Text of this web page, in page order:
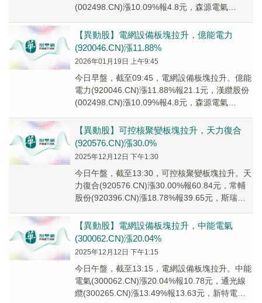
(002498.CN)漲10.09%報4.8元，森源電氣
【異動股】電網設備板塊拉升，億能電力
(920046.CN)漲11.88%
2026年01月19日 上午9:45
今日早盤，截至09:45，電網設備板塊拉升。億能
電力(920046.CN)漲11.88%報21.1元，漢纜股份
(002498.CN)漲10.09%報4.8元，森源電氣
【異動股】可控核聚變板塊拉升，天力復合
(920576.CN)漲30.0%
2025年12月12日 下午1:30
今日午盤，截至13:30，可控核聚變板塊拉升。天
力復合(920576.CN)漲30.00%報60.84元，常輔
股份(920396.CN)漲18.78%報39.65元，斯瑞新
【異動股】電網設備板塊拉升，中能電氣
(300062.CN)漲20.04%
2025年12月12日 下午1:15
今日午盤，截至13:15，電網設備板塊拉升。中能
電氣(300062.CN)漲20.04%報10.78元，通光線
纜(300265.CN)漲13.49%報13.63元，新特電氣